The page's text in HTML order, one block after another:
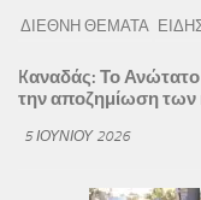
ΔΙΕΘΝΗ ΘΕΜΑΤΑ
Kαναδάς: Το Ανώτατο
την αποζημίωση των
5 ΙΟΥΝΊΟΥ 2026